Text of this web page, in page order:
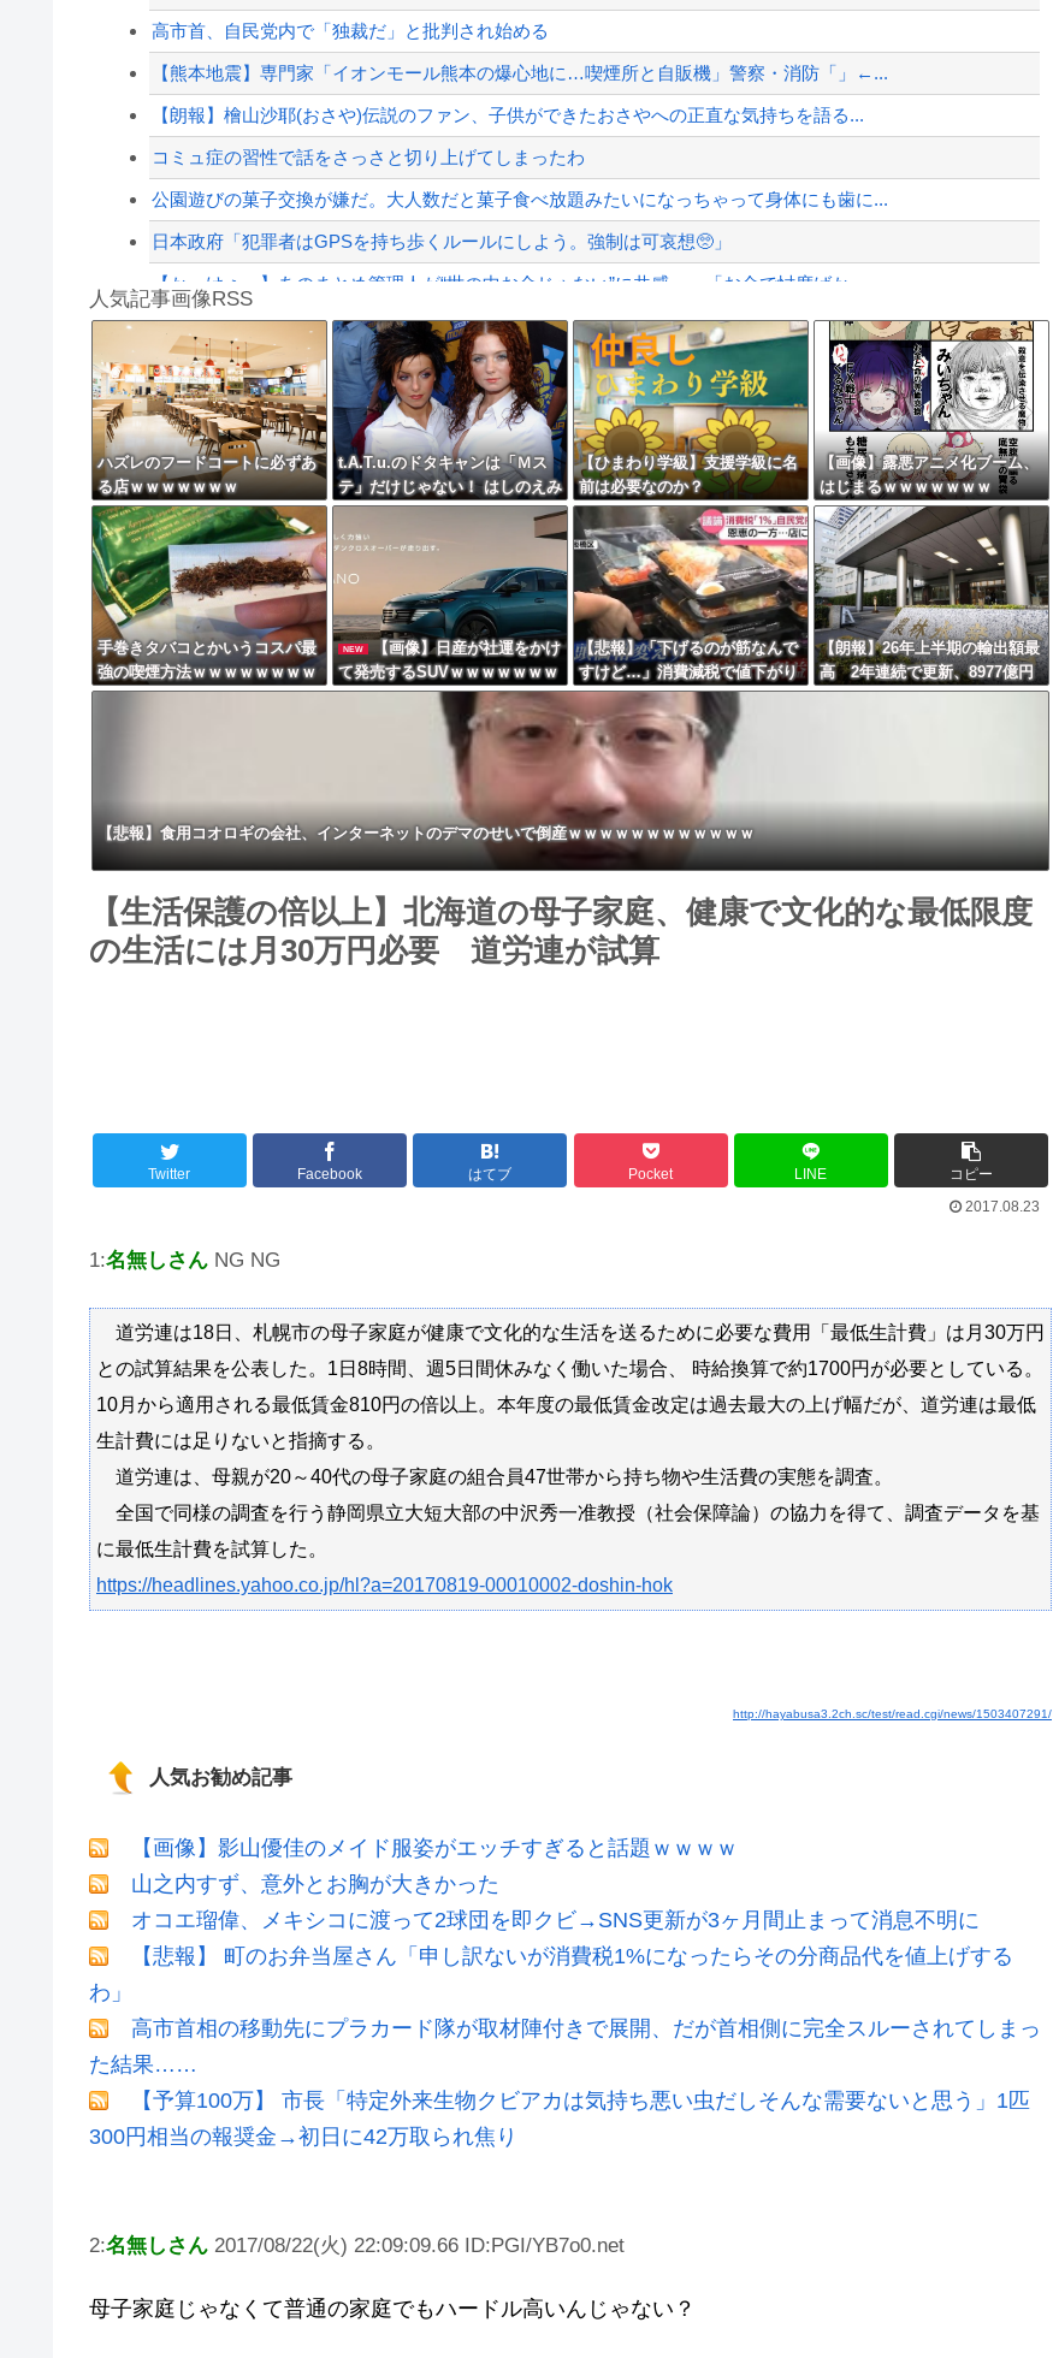
【画像あり】えっ、ワイ氏の「貯金」・・・多すぎ・・・？
角栓ニュルッ、歯茎グラグラ… 「気持ち悪いネット広告」への苦情が急増
高市政権「減税します」→財源「これから考えます」
【配信者】「金バエ」のSNS更新が1週間途絶え、様々な憶測が飛び交う。1週間ぶり...
【緊急速報】NYで警官が黒人男性の首を絞め、暴動第二波不可避へ
Powered by livedoor 相互RSS
高市首、自民党内で「独裁だ」と批判され始める
【熊本地震】専門家「イオンモール熊本の爆心地に…喫煙所と自販機」警察・消防「」←...
【朗報】檜山沙耶(おさや)伝説のファン、子供ができたおさやへの正直な気持ちを語る...
コミュ症の習性で話をさっさと切り上げてしまったわ
公園遊びの菓子交換が嫌だ。大人数だと菓子食べ放題みたいになっちゃって身体にも歯に...
日本政府「犯罪者はGPSを持ち歩くルールにしよう。強制は可哀想🥺」
【かっけぇ…】あのまとめ管理人が“世の中お金じゃない”に共感‥‥「お金で忖度ばか...
【動画】名古屋栄で不良外人が警察官を突き飛ばす。逮捕しろやｗｗｗ
勇者♀「仲間に支払うはずのお金で新しい装備買っちゃったから>>3する」
8/4のニュース
日本旅行キャンセルすべきか…1万年ぶり史上最大級の火山の兆し＝韓国の反応
更新中止のお知らせ
海外「おめでとうタキ！」リヴァプール南野がバースデーゴール！！
Powered by livedoor 相互RSS
人気記事画像RSS
ハズレのフードコートに必ずあ
る店ｗｗｗｗｗｗｗ
t.A.T.u.のドタキャンは「Ｍス
テ」だけじゃない！ はしのえみ
「来なかったんですよ…」
【ひまわり学級】支援学級に名
前は必要なのか？
【画像】露悪アニメ化ブーム、
はじまるｗｗｗｗｗｗｗ
手巻きタバコとかいうコスパ最
強の喫煙方法ｗｗｗｗｗｗｗｗ
ｗｗｗｗｗ
NEW
【画像】日産が社運をかけ
て発売するSUVｗｗｗｗｗｗｗ
【悲報】「下げるのが筋なんで
すけど…」消費減税で値下がり
する分と同じだけ商品を値上げ
して店頭価格を変えない店も…
【朗報】26年上半期の輸出額最
高 2年連続で更新、8977億円
農水省「インバウンドの増加に
【悲報】食用コオロギの会社、インターネットのデマのせいで倒産ｗｗｗｗｗｗｗｗｗｗｗｗ
【生活保護の倍以上】北海道の母子家庭、健康で文化的な最低限度
の生活には月30万円必要 道労連が試算
Twitter Facebook はてブ Pocket LINE
コピー
2017.08.23
1:名無しさん NG NG
道労連は18日、札幌市の母子家庭が健康で文化的な生活を送るために必要な費用「最低生計費」は月30万円
との試算結果を公表した。1日8時間、週5日間休みなく働いた場合、 時給換算で約1700円が必要としている。
10月から適用される最低賃金810円の倍以上。本年度の最低賃金改定は過去最大の上げ幅だが、道労連は最低
生計費には足りないと指摘する。
道労連は、母親が20～40代の母子家庭の組合員47世帯から持ち物や生活費の実態を調査。
全国で同様の調査を行う静岡県立大短大部の中沢秀一准教授（社会保障論）の協力を得て、調査データを基
に最低生計費を試算した。
https://headlines.yahoo.co.jp/hl?a=20170819-00010002-doshin-hok
http://hayabusa3.2ch.sc/test/read.cgi/news/1503407291/
人気お勧め記事
【画像】影山優佳のメイド服姿がエッチすぎると話題ｗｗｗｗ
山之内すず、意外とお胸が大きかった
オコエ瑠偉、メキシコに渡って2球団を即クビ→SNS更新が3ヶ月間止まって消息不明に
【悲報】 町のお弁当屋さん「申し訳ないが消費税1%になったらその分商品代を値上げする
わ」
高市首相の移動先にプラカード隊が取材陣付きで展開、だが首相側に完全スルーされてしまっ
た結果……
【予算100万】 市長「特定外来生物クビアカは気持ち悪い虫だしそんな需要ないと思う」1匹
300円相当の報奨金→初日に42万取られ焦り
2:名無しさん 2017/08/22(火) 22:09:09.66 ID:PGI/YB7o0.net
母子家庭じゃなくて普通の家庭でもハードル高いんじゃない？